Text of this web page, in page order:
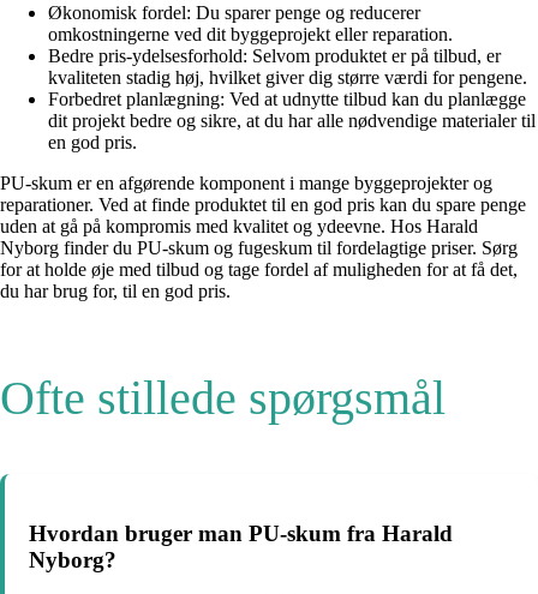
Økonomisk fordel: Du sparer penge og reducerer
omkostningerne ved dit byggeprojekt eller reparation.
Bedre pris-ydelsesforhold: Selvom produktet er på tilbud, er
kvaliteten stadig høj, hvilket giver dig større værdi for pengene.
Forbedret planlægning: Ved at udnytte tilbud kan du planlægge
dit projekt bedre og sikre, at du har alle nødvendige materialer til
en god pris.
PU-skum er en afgørende komponent i mange byggeprojekter og
reparationer. Ved at finde produktet til en god pris kan du spare penge
uden at gå på kompromis med kvalitet og ydeevne. Hos Harald
Nyborg finder du PU-skum og fugeskum til fordelagtige priser. Sørg
for at holde øje med tilbud og tage fordel af muligheden for at få det,
du har brug for, til en god pris.
Ofte stillede spørgsmål
Hvordan bruger man PU-skum fra Harald
Nyborg?